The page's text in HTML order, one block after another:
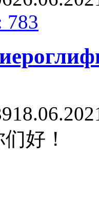
783
好！